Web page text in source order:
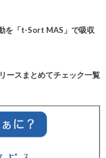
を「t-Sort MAS」で吸収
ースまとめてチェック一覧